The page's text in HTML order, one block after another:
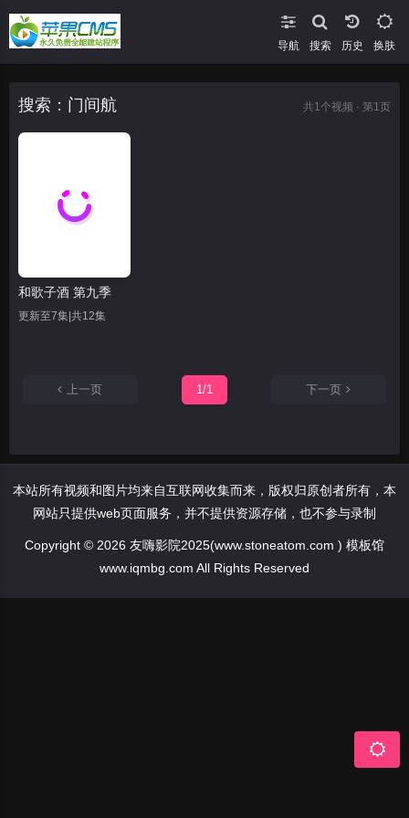
导航 搜索 换肤
搜索：门间航 共1 个视频 · 第1页
和歌子酒 第九季
更新至7集|共12集
上一页 1/1 下一页
本站所有视频和图片均来自互联网收集而来，版权归原创者所有，本
网站只提供web页面服务，并不提供资源存储，也不参与录制
Copyright © 2026 友嗨影院2025(www.stoneatom.com ) 模板馆
www.iqmbg.com All Rights Reserved